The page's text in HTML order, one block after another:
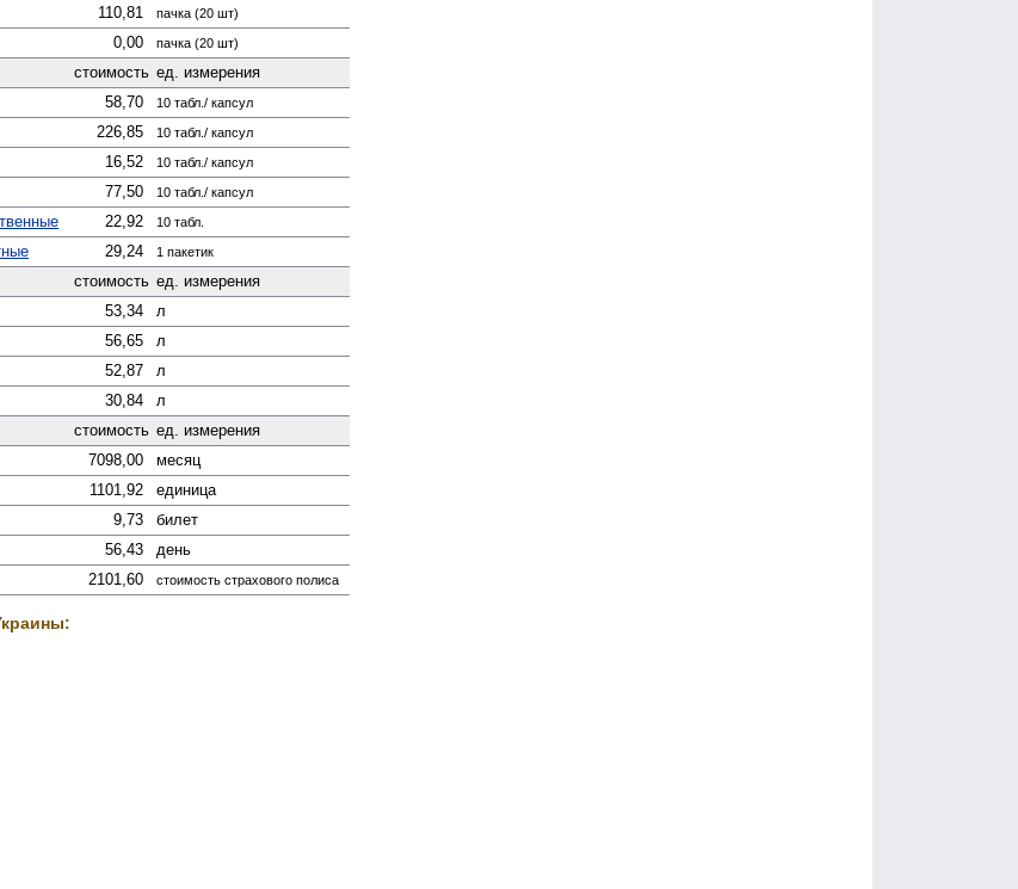
110,81 пачка (20 шт)
0,00 пачка (20 шт)
стоимость ед. измерения
58,70 10 табл./ капсул
226,85 10 табл./ капсул
16,52 10 табл./ капсул
77,50 10 табл./ капсул
22,92 10 табл.
29,24 1 пакетик
стоимость ед. измерения
53,34
л
56,65
л
52,87
л
30,84
л
стоимость ед. измерения
7098,00
месяц
1101,92
единица
9,73
билет
56,43
день
2101,60 стоимость страхового полиса